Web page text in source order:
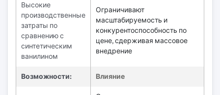
Высокие
производственные
затраты по
сравнению с
синтетическим
ванилином
Ограничивают
масштабируемость и
конкурентоспособность по
цене, сдерживая массовое
внедрение
Возможности: Влияние